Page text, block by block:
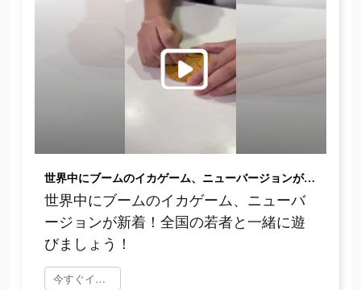
世界中にブームのイカゲーム、ニューバージョンが新着！全国の若者と一緒に遊びましょう！
世界中にブームのイカゲーム、ニューバ
ージョンが新着！全国の若者と一緒に遊
びましょう！
今すぐインストール